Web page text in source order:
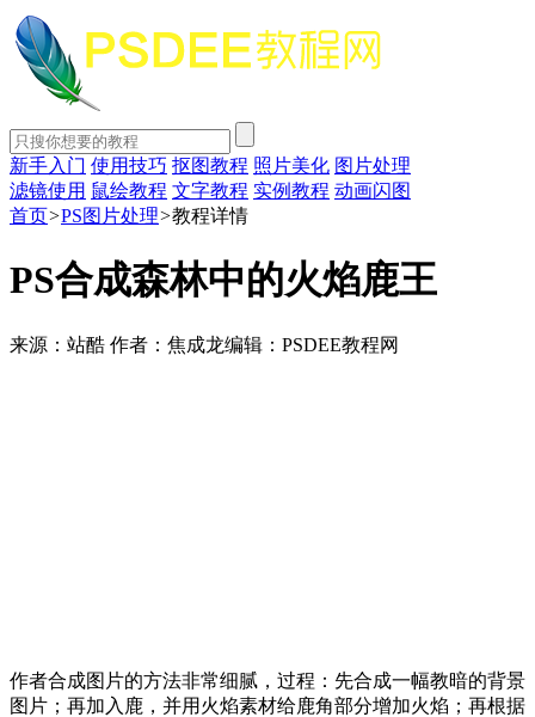
新手入门 使用技巧 抠图教程 照片美化 图片处理
滤镜使用 鼠绘教程 文字教程 实例教程 动画闪图
首页>PS图片处理>教程详情
PS合成森林中的火焰鹿王
来源：站酷 作者：焦成龙编辑：PSDEE教程网
作者合成图片的方法非常细腻，过程：先合成一幅教暗的背景
图片；再加入鹿，并用火焰素材给鹿角部分增加火焰；再根据